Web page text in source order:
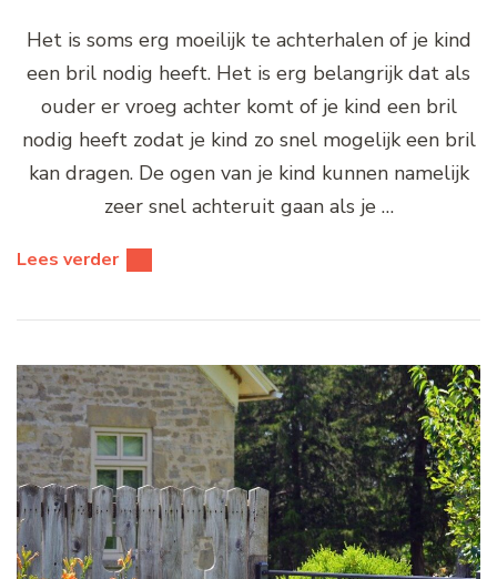
Het is soms erg moeilijk te achterhalen of je kind
een bril nodig heeft. Het is erg belangrijk dat als
ouder er vroeg achter komt of je kind een bril
nodig heeft zodat je kind zo snel mogelijk een bril
kan dragen. De ogen van je kind kunnen namelijk
zeer snel achteruit gaan als je …
Lees verder